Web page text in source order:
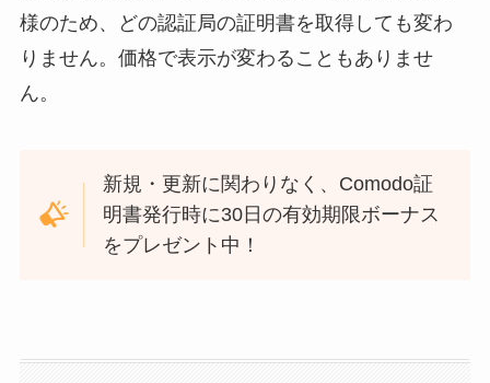
様のため、どの認証局の証明書を取得しても変わ
りません。価格で表示が変わることもありませ
ん。
新規・更新に関わりなく、Comodo証
明書発行時に30日の有効期限ボーナス
をプレゼント中！